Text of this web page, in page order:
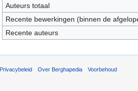
Auteurs totaal
Recente bewerkingen (binnen de
Recente auteurs
Privacybeleid Over Berghapedia Voorbehoud